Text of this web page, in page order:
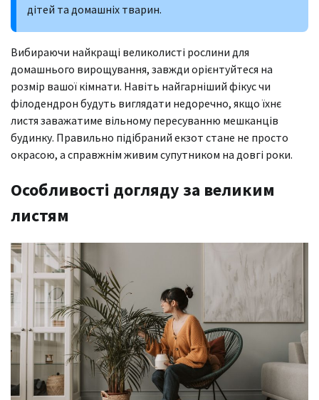
дітей та домашніх тварин.
Вибираючи найкращі великолисті рослини для
домашнього вирощування, завжди орієнтуйтеся на
розмір вашої кімнати. Навіть найгарніший фікус чи
філодендрон будуть виглядати недоречно, якщо їхнє
листя заважатиме вільному пересуванню мешканців
будинку. Правильно підібраний екзот стане не просто
окрасою, а справжнім живим супутником на довгі роки.
Особливості догляду за великим
листям